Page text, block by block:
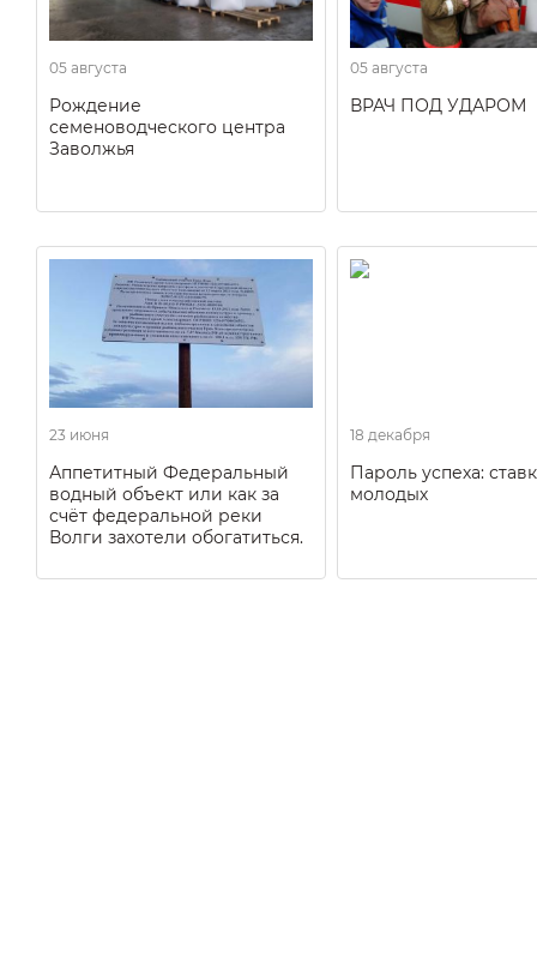
05 августа
Рождение
семеноводческого центра
Заволжья
05 августа
ВРАЧ ПОД УДАРОМ
23 июня
Аппетитный Федеральный
водный объект или как за
счёт федеральной реки
Волги захотели обогатиться.
18 декабря
Пароль успеха:
молодых